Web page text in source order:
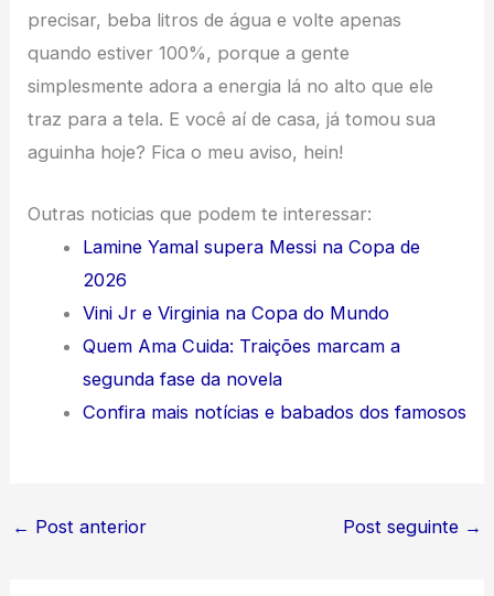
precisar, beba litros de água e volte apenas
quando estiver 100%, porque a gente
simplesmente adora a energia lá no alto que ele
traz para a tela. E você aí de casa, já tomou sua
aguinha hoje? Fica o meu aviso, hein!
Outras noticias que podem te interessar:
Lamine Yamal supera Messi na Copa de
2026
Vini Jr e Virginia na Copa do Mundo
Quem Ama Cuida: Traições marcam a
segunda fase da novela
Confira mais notícias e babados dos famosos
← Post anterior Post seguinte →